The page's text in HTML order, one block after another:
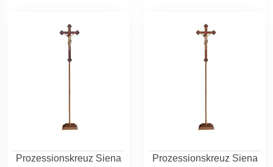
Prozessionskreuz Siena
Prozessionskreuz Siena